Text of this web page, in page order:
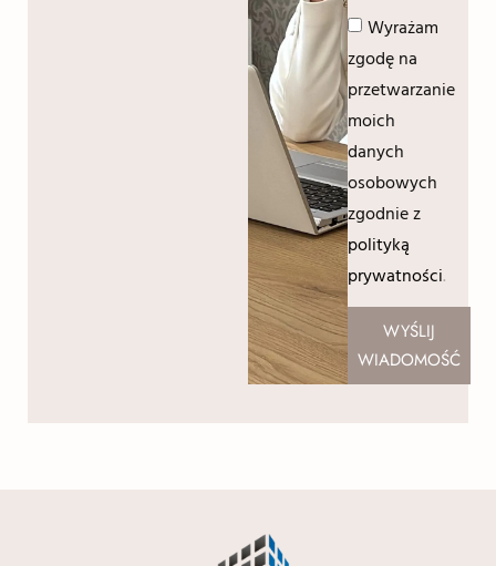
Wyrażam
zgodę na
przetwarzanie
moich
danych
osobowych
zgodnie z
polityką
prywatności.
WYŚLIJ
WIADOMOŚĆ